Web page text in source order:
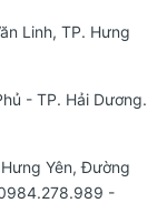
Linh, TP. Hưng
- TP. Hải Dương.
Yên, Đường
-